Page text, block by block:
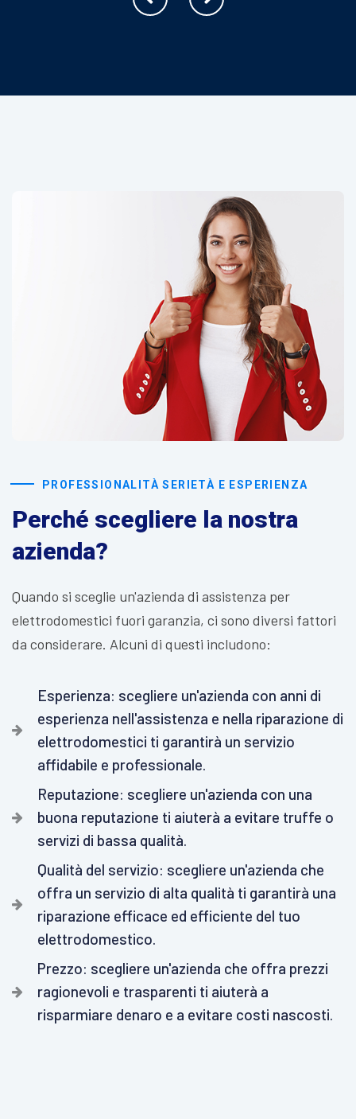
PROFESSIONALITÀ SERIETÀ E ESPERIENZA
Perché scegliere la nostra
azienda?
Quando si sceglie un'azienda di assistenza per
elettrodomestici fuori garanzia, ci sono diversi fattori
da considerare. Alcuni di questi includono:
Esperienza: scegliere un'azienda con anni di
esperienza nell'assistenza e nella riparazione di
elettrodomestici ti garantirà un servizio
affidabile e professionale.
Reputazione: scegliere un'azienda con una
buona reputazione ti aiuterà a evitare truffe o
servizi di bassa qualità.
Qualità del servizio: scegliere un'azienda che
offra un servizio di alta qualità ti garantirà una
riparazione efficace ed efficiente del tuo
elettrodomestico.
Prezzo: scegliere un'azienda che offra prezzi
ragionevoli e trasparenti ti aiuterà a
risparmiare denaro e a evitare costi nascosti.